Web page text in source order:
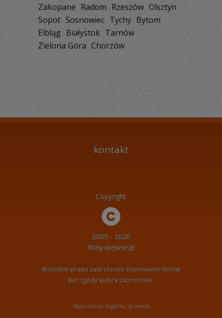
Zakopane Radom Rzeszów Olsztyn
Sopot Sosnowiec Tychy Bytom
Elbląg Białystok Tarnów
Zielona Góra Chorzów
kontakt
Copyright
2009 - 2026
filmy-wesele.pl
Wszystkie prawa zastrzeżone. Kopiowanie filmów
bez zgody autora zabronione.
Wykonanie: DigiHex Systems